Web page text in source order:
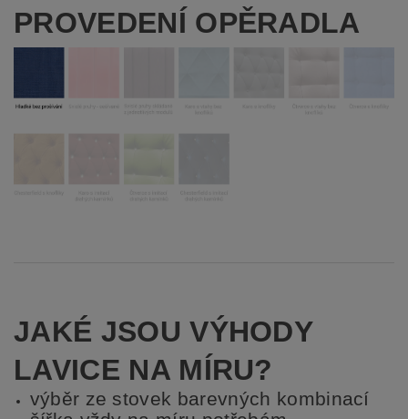
PROVEDENÍ OPĚRADLA
JAKÉ JSOU VÝHODY
LAVICE NA MÍRU?
výběr ze stovek barevných kombinací